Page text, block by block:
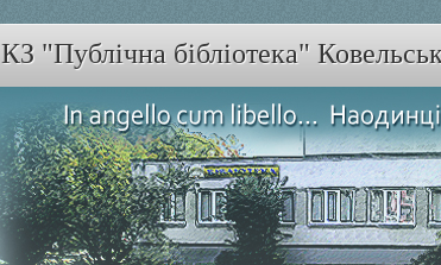
КЗ "Публічна бібліотека"